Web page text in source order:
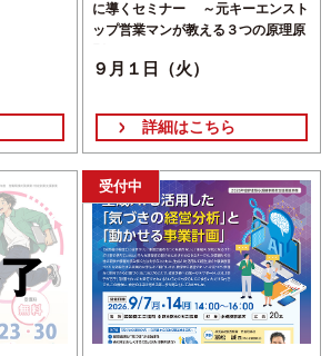
に導くセミナー ～元キーエンスト
ップ営業マンが教える３つの原理原
９月１日（火）
詳細はこちら
受付中